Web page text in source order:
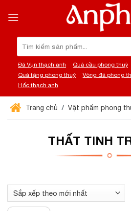
đến
Đá Vụn thạch anh Quả cầu phong thuỷ
Quà tặng phong thuỷ
Vòng đá phong
Hốc thạch anh
Trang chủ Vật phẩm phong
THẤT TINH